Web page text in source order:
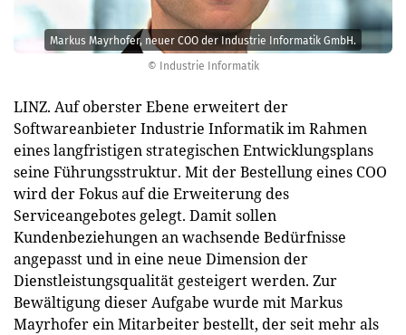
© Industrie Informatik
Markus Mayrhofer, neuer COO der Industrie Informatik GmbH.
LINZ. Auf oberster Ebene erweitert der
Softwareanbieter Industrie Informatik im Rahmen
eines langfristigen strategischen Entwicklungsplans
seine Führungsstruktur. Mit der Bestellung eines COO
wird der Fokus auf die Erweiterung des
Serviceangebotes gelegt. Damit sollen
Kundenbeziehungen an wachsende Bedürfnisse
angepasst und in eine neue Dimension der
Dienstleistungsqualität gesteigert werden. Zur
Bewältigung dieser Aufgabe wurde mit Markus
Mayrhofer ein Mitarbeiter bestellt, der seit mehr als